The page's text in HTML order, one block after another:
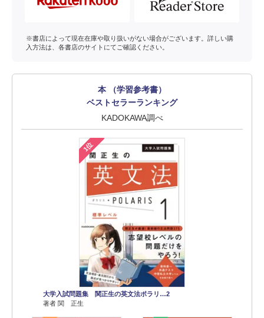
※書店によって現在在庫や取り扱いがない場合がございます。詳しい購
入方法は、各書店のサイトにてご確認ください。
本 （学習参考書）
ベストセラーランキング
KADOKAWA調べ
1位
大学入試問題集 関正生の英文法ポラリ…2
著者 関 正生